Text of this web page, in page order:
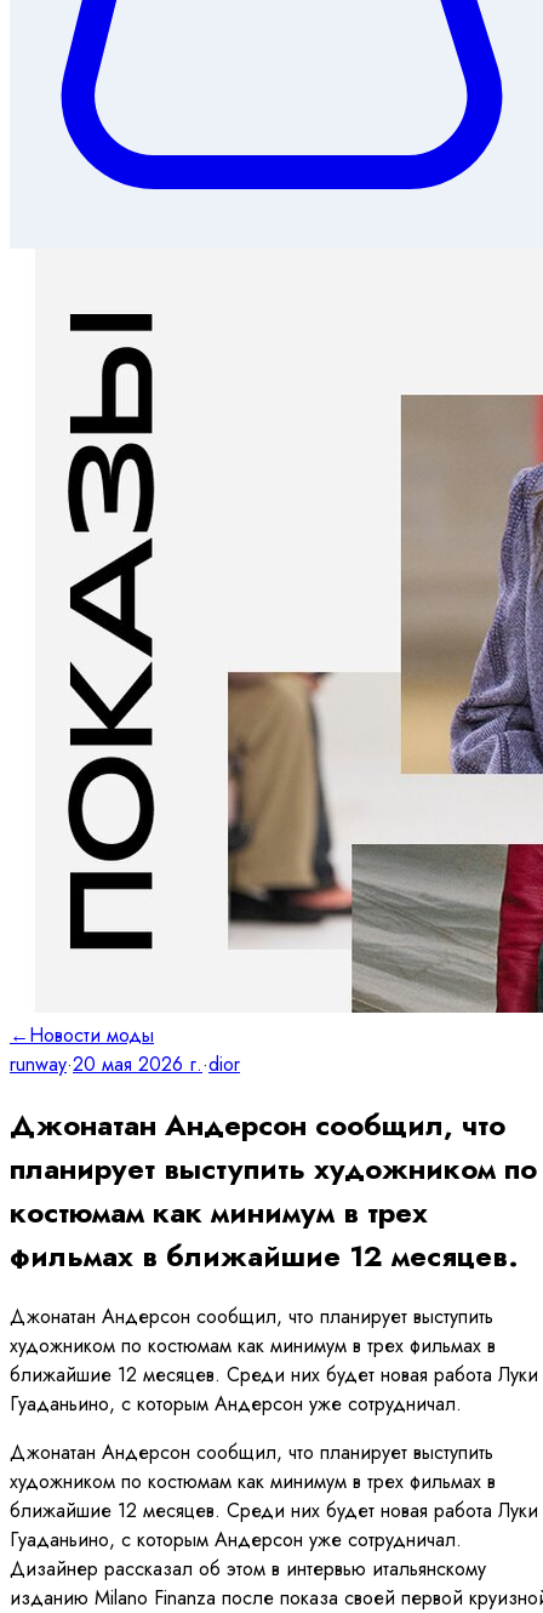
←Новости моды
runway·20 мая 2026 г.·dior
Джонатан Андерсон сообщил, что
планирует выступить художником по
костюмам как минимум в трех
фильмах в ближайшие 12 месяцев.
Джонатан Андерсон сообщил, что планирует выступить
художником по костюмам как минимум в трех фильмах в
ближайшие 12 месяцев. Среди них будет новая работа Луки
Гуаданьино, с которым Андерсон уже сотрудничал.
Джонатан Андерсон сообщил, что планирует выступить
художником по костюмам как минимум в трех фильмах в
ближайшие 12 месяцев. Среди них будет новая работа Луки
Гуаданьино, с которым Андерсон уже сотрудничал.
Дизайнер рассказал об этом в интервью итальянскому
изданию Milano Finanza после показа своей первой